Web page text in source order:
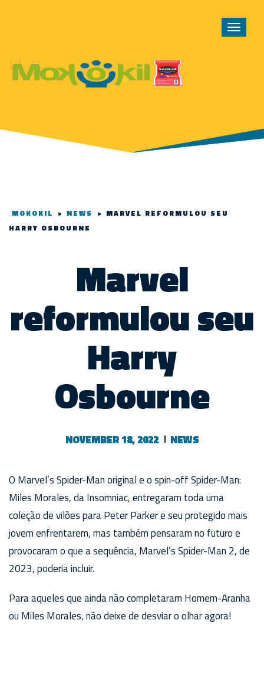
Toggle
MOKOKIL > NEWS > MARVEL REFORMULOU SEU
HARRY OSBOURNE
Marvel
reformulou seu
Harry
Osbourne
NOVEMBER 18, 2022 NEWS
O Marvel’s Spider-Man original e o spin-off Spider-Man:
Miles Morales, da Insomniac, entregaram toda uma
coleção de vilões para Peter Parker e seu protegido mais
jovem enfrentarem, mas também pensaram no futuro e
provocaram o que a sequência, Marvel’s Spider-Man 2, de
2023, poderia incluir.
Para aqueles que ainda não completaram Homem-Aranha
ou Miles Morales, não deixe de desviar o olhar agora!